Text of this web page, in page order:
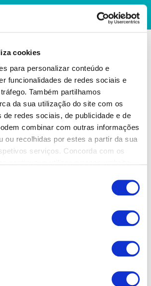
cookies
para personalizar conteúdo e
funcionalidades de redes sociais e
Também partilhamos
da sua utilização do site com os
de redes sociais, de publicidade e de
combinar com outras informações
ou recolhidas por estes a partir da sua
serviços. Concorda com os